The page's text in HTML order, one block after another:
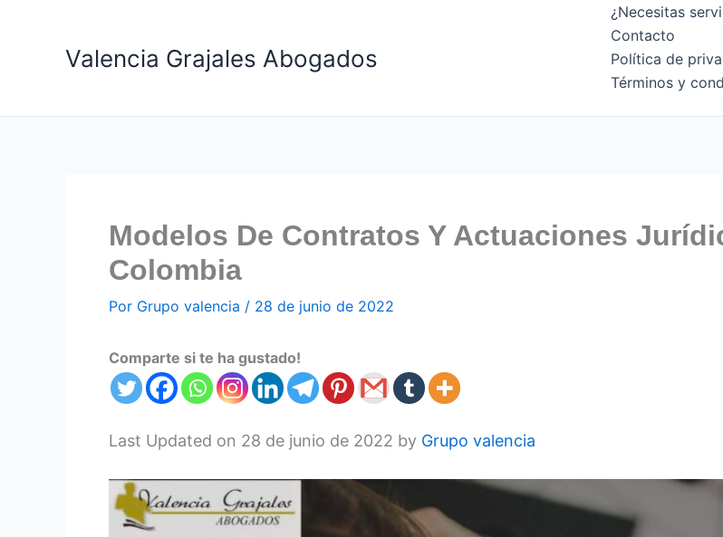
contenidoValencia Grajales Abogados
¿Necesitas
Contacto
Política de
Términos y
Modelos De Contratos Y Actuaciones
Colombia
Por Grupo valencia / 28 de junio de 2022
Comparte si te ha gustado!
Last Updated on 28 de junio de 2022 by Grupo valencia